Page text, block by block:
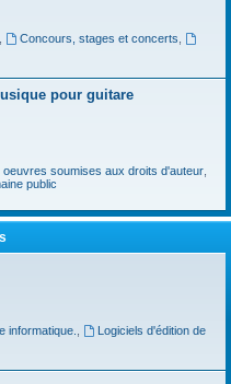
Concours, stages et concerts
pour guitare
soumises aux droits d'auteur,
public
informatique.
Logiciels d'édition de